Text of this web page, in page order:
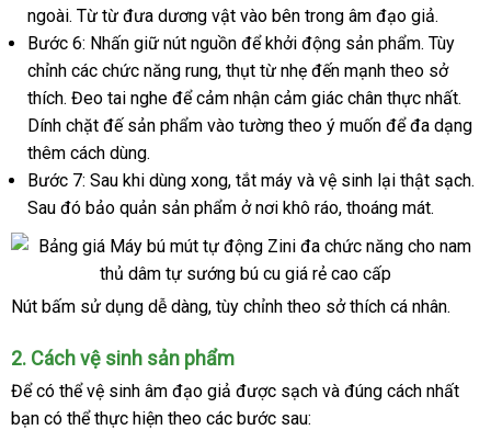
tiếng
ngoàimới
nhất
. Từ từ đưa dương vật vào bên trong âm đạo giả.
Bước 6: Nhấn giữ nút nguồn tận
nơi
để khởi động sản phẩmthảo
luận
. Tùy
chỉnh đẹp
các chức năng rungkhách
hàng
, thụt từ nhẹ đến mạnh theo sở
thíchhướng
dẫn
. Đeo tai nghe facebook
để cảm nhận cảm giác chân thực nhấtcó
nên
.
Dính chặt đế sản phẩm vào tường theo ý muốn nhận
để đa dạng
thêm cách dùng.
Bước 7: Sau khi dùng xongTrung
Quốc
, tắt máy tự
động
và vệ sinh lại thật sạch.
Sau đó bảo quản sản phẩm ở nơi khô ráoLazada
, thoáng mát.
Dao
Gia
Zini
7
Nút bấm sử dụng dễ dànglớn
, tùy chỉnh theo sở thích cá nhân.
2Thái
Lan
. Cách vệ sinh sản phẩm
Đểbền
có thể vệ sinh âm đạo giả shop
được sạch bền
và đúng cách nhất
bạn voucher
có thể thực hiện theo đấu
các Úc
bước sau: